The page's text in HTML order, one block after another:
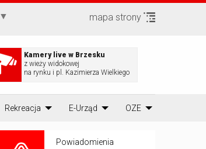
▼ mapa strony
Kamery live w Brzesku
z wieży widokowej
na rynku i pl. Kazimierza Wielkiego
Rekreacja E-Urząd OZE
Powiadomienia